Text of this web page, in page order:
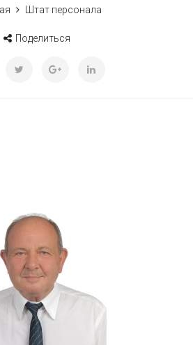
Штат персонала
Поделиться